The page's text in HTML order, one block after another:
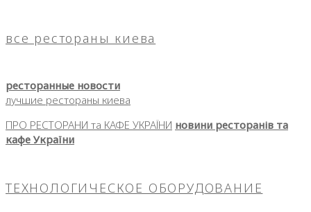
все рестораны киева
ресторанные новости
лучшие рестораны киева
ПРО РЕСТОРАНИ та КАФЕ УКРАЇНИ новини ресторанів та
кафе України
ТЕХНОЛОГИЧЕСКОЕ ОБОРУДОВАНИЕ